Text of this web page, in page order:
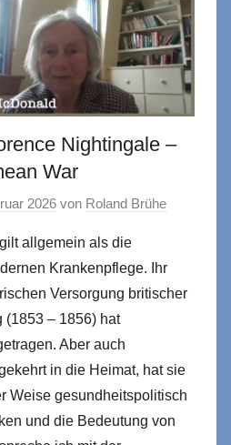
Nightingale –
War
2026 von Roland Brühe
allgemein als die
Krankenpflege. Ihr
Versorgung britischer
(1853 – 1856) hat
Aber auch
in die Heimat, hat sie
Weise gesundheitspolitisch
und die Bedeutung von